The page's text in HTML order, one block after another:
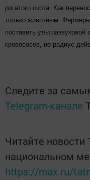
рогатого скота. Как
только животным.
поставить
кровососов, но радиус
Следите за
Telegram-канале
Читайте новости
национальном
https://max.ru/